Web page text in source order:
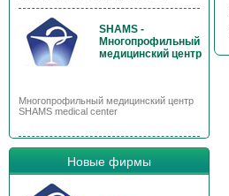
SHAMS -
Многопрофильный
медицинский центр
Многопрофильный медицинский центр
SHAMS medical center
Новые фирмы